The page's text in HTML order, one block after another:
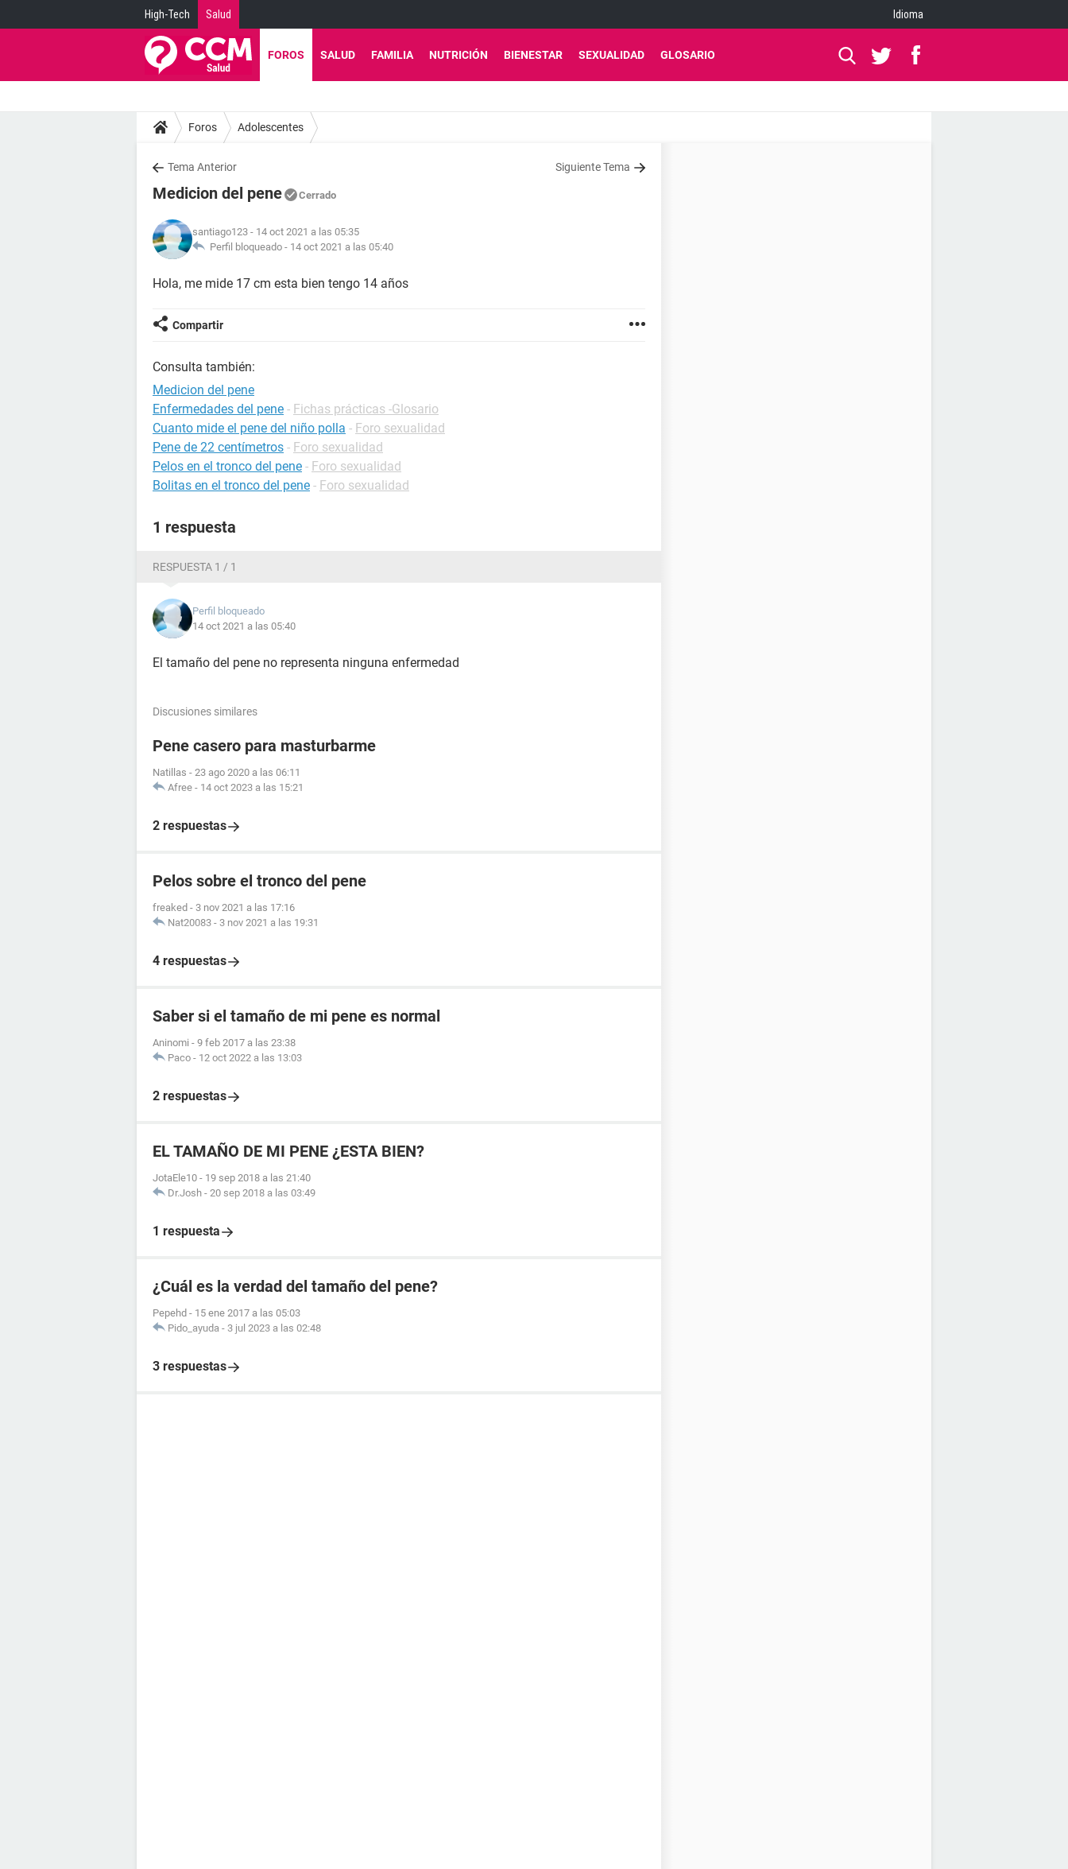
High-Tech Salud Idioma
FOROS SALUD FAMILIA NUTRICIÓN BIENESTAR SEXUALIDAD GLOSARIO
Foros Adolescentes
Tema Anterior Siguiente Tema
Medicion del pene Cerrado
santiago123 - 14 oct 2021 a las 05:35
Perfil bloqueado - 14 oct 2021 a las 05:40
Hola, me mide 17 cm esta bien tengo 14 años
Compartir
Consulta también:
Medicion del pene
Enfermedades del pene - Fichas prácticas -Glosario
Cuanto mide el pene del niño polla - Foro sexualidad
Pene de 22 centímetros - Foro sexualidad
Pelos en el tronco del pene - Foro sexualidad
Bolitas en el tronco del pene - Foro sexualidad
1 respuesta
RESPUESTA 1 / 1
Perfil bloqueado
14 oct 2021 a las 05:40
El tamaño del pene no representa ninguna enfermedad
Discusiones similares
Pene casero para masturbarme
Natillas - 23 ago 2020 a las 06:11
Afree - 14 oct 2023 a las 15:21
2 respuestas
Pelos sobre el tronco del pene
freaked - 3 nov 2021 a las 17:16
Nat20083 - 3 nov 2021 a las 19:31
4 respuestas
Saber si el tamaño de mi pene es normal
Aninomi - 9 feb 2017 a las 23:38
Paco - 12 oct 2022 a las 13:03
2 respuestas
EL TAMAÑO DE MI PENE ¿ESTA BIEN?
JotaEle10 - 19 sep 2018 a las 21:40
Dr.Josh - 20 sep 2018 a las 03:49
1 respuesta
¿Cuál es la verdad del tamaño del pene?
Pepehd - 15 ene 2017 a las 05:03
Pido_ayuda - 3 jul 2023 a las 02:48
3 respuestas